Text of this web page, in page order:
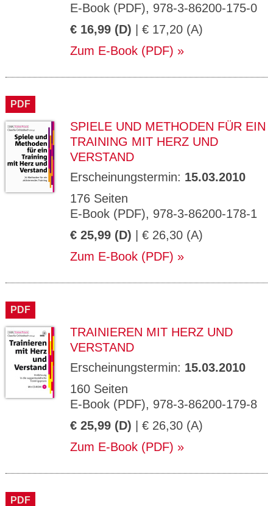
E-Book (PDF), 978-3-86200-175-0
€ 16,99 (D) | € 17,20 (A)
Zum E-Book (PDF)
PDF
SPIELE UND METHODEN FÜR EIN
TRAINING MIT HERZ UND
VERSTAND
Erscheinungstermin: 15.03.2010
176 Seiten
E-Book (PDF), 978-3-86200-178-1
€ 25,99 (D) | € 26,30 (A)
Zum E-Book (PDF)
PDF
TRAINIEREN MIT HERZ UND
VERSTAND
Erscheinungstermin: 15.03.2010
160 Seiten
E-Book (PDF), 978-3-86200-179-8
€ 25,99 (D) | € 26,30 (A)
Zum E-Book (PDF)
PDF